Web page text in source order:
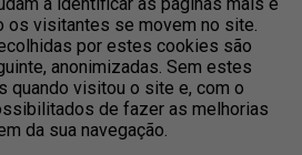
os visitantes se movem no site.
por estes cookies são
anonimizadas. Sem estes
quando visitou o site e, com o
de fazer as melhorias
da sua navegação.